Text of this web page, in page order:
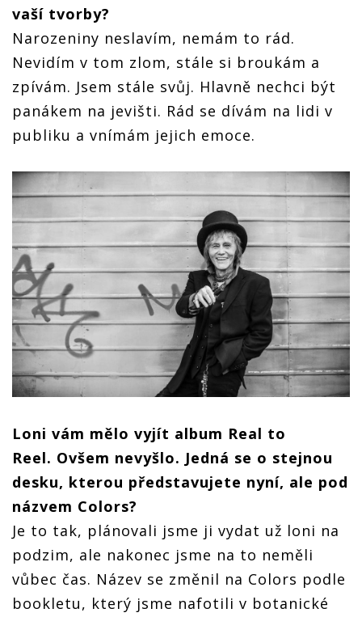
vaší tvorby?
Narozeniny neslavím, nemám to rád.
Nevidím v tom zlom, stále si broukám a
zpívám. Jsem stále svůj. Hlavně nechci být
panákem na jevišti. Rád se dívám na lidi v
publiku a vnímám jejich emoce.
Loni vám mělo vyjít album Real to
Reel. Ovšem nevyšlo. Jedná se o stejnou
desku, kterou představujete nyní, ale pod
názvem Colors?
Je to tak, plánovali jsme ji vydat už loni na
podzim, ale nakonec jsme na to neměli
vůbec čas. Název se změnil na Colors podle
bookletu, který jsme nafotili v botanické